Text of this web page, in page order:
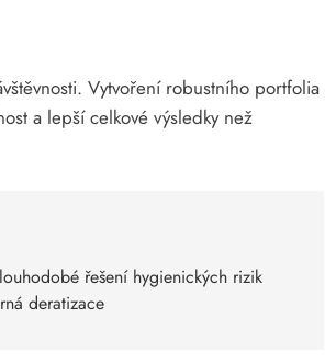
Vytvoření robustního portfolia
a lepší celkové výsledky než
řešení hygienických rizik
deratizace